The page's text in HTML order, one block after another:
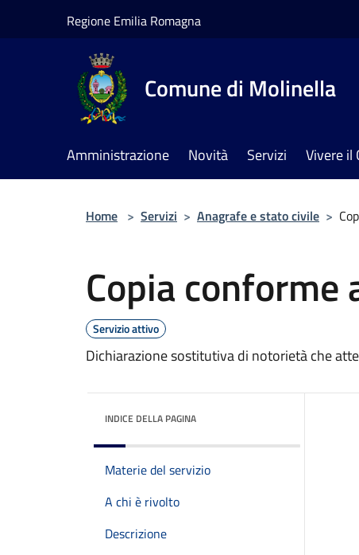
Regione Emilia Romagna
Comune di Molinella
Amministrazione Novità Servizi Vivere il
Home > Servizi > Anagrafe e stato civile >
Copia conforme
Servizio attivo
Dichiarazione sostitutiva di notorietà che
INDICE DELLA PAGINA
Materie del servizio
A chi è rivolto
Descrizione